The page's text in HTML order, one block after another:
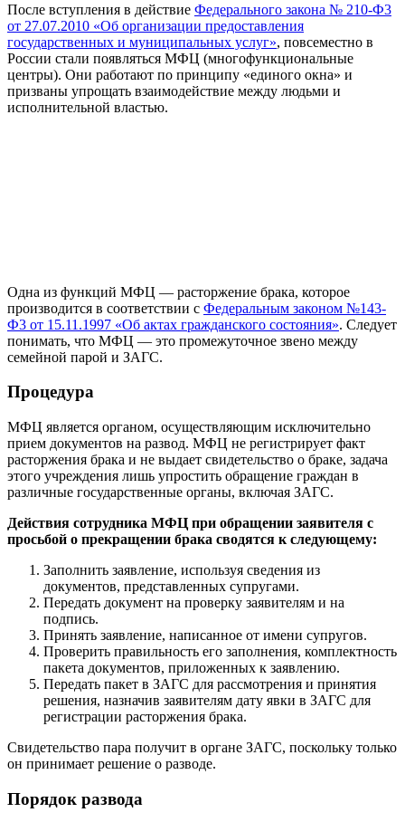
После вступления в действие Федерального закона № 210-Ф3
от 27.07.2010 «Об организации предоставления
государственных и муниципальных услуг», повсеместно в
России стали появляться МФЦ (многофункциональные
центры). Они работают по принципу «единого окна» и
призваны упрощать взаимодействие между людьми и
исполнительной властью.
Одна из функций МФЦ — расторжение брака, которое
производится в соответствии с Федеральным законом №143-
Ф3 от 15.11.1997 «Об актах гражданского состояния». Следует
понимать, что МФЦ — это промежуточное звено между
семейной парой и ЗАГС.
Процедура
МФЦ является органом, осуществляющим исключительно
прием документов на развод. МФЦ не регистрирует факт
расторжения брака и не выдает свидетельство о браке, задача
этого учреждения лишь упростить обращение граждан в
различные государственные органы, включая ЗАГС.
Действия сотрудника МФЦ при обращении заявителя с
просьбой о прекращении брака сводятся к следующему:
Заполнить заявление, используя сведения из
документов, представленных супругами.
Передать документ на проверку заявителям и на
подпись.
Принять заявление, написанное от имени супругов.
Проверить правильность его заполнения, комплектность
пакета документов, приложенных к заявлению.
Передать пакет в ЗАГС для рассмотрения и принятия
решения, назначив заявителям дату явки в ЗАГС для
регистрации расторжения брака.
Свидетельство пара получит в органе ЗАГС, поскольку только
он принимает решение о разводе.
Порядок развода